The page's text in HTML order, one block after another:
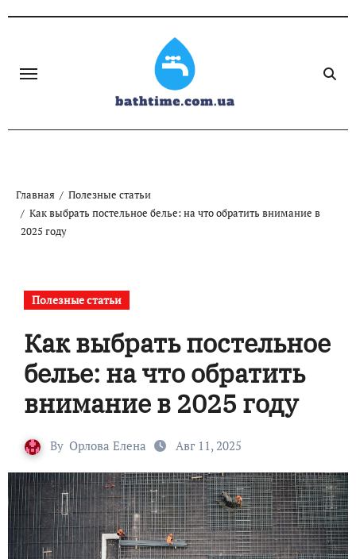
Главная
Полезные статьи
Как выбрать постельное белье: на что обратить внимание в
2025 году
Полезные статьи
Как выбрать постельное
белье: на что обратить
внимание в 2025 году
By Орлова Елена Авг 11, 2025